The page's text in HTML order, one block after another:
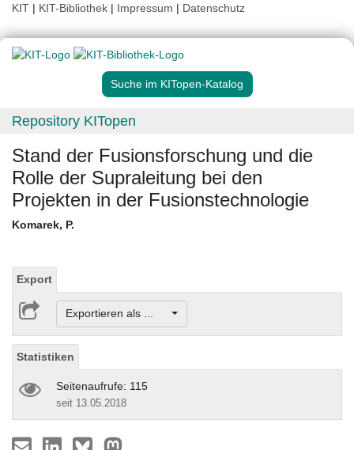
KIT | KIT-Bibliothek | Impressum | Datenschutz
Suche im KITopen-Katalog
Repository KITopen
Stand der Fusionsforschung und die
Rolle der Supraleitung bei den
Projekten in der Fusionstechnologie
Komarek, P.
Export
Exportieren als ...
Statistiken
Seitenaufrufe: 115
seit 13.05.2018